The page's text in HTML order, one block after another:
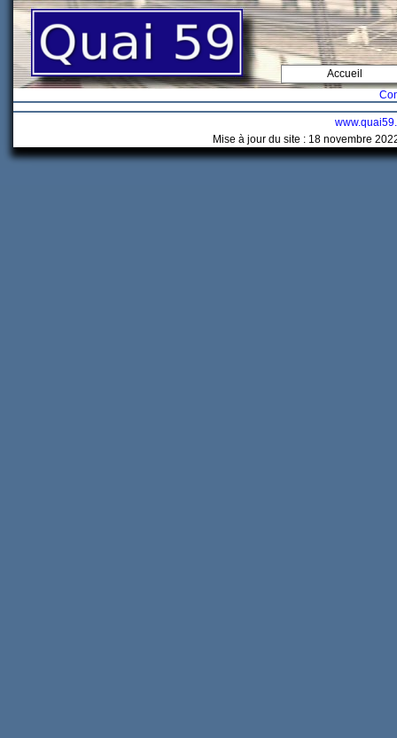
Accueil
Mise à jour du site : 18 novembre